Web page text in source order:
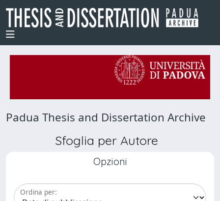
Padua Thesis and Dissertation Archive
Sfoglia per Autore
Opzioni
Ordina per: